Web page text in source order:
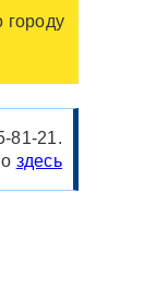
городу
81-21.
здесь